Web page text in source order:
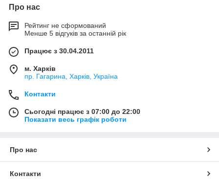
Про нас
Рейтинг не сформований
Менше 5 відгуків за останній рік
Працює з 30.04.2011
м. Харків
пр. Гагарина, Харків, Україна
Контакти
Сьогодні працює з 07:00 до 22:00
Показати весь графік роботи
Про нас
Контакти